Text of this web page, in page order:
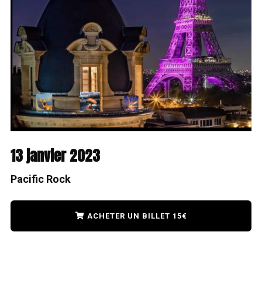
13 janvier 2023
Pacific Rock
ACHETER UN BILLET 15€